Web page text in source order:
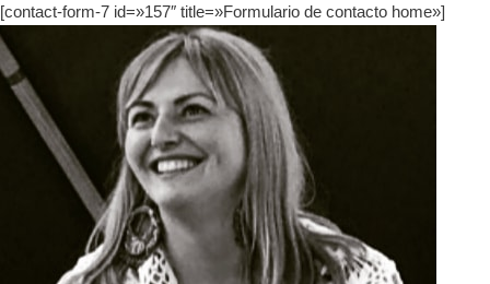
[contact-form-7 id=»157″ title=»Formulario de contacto home»]